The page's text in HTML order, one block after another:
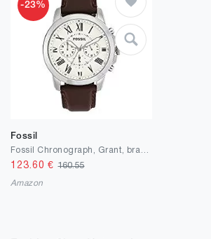
-23%
Fossil
123.60 €160.55
Amazon